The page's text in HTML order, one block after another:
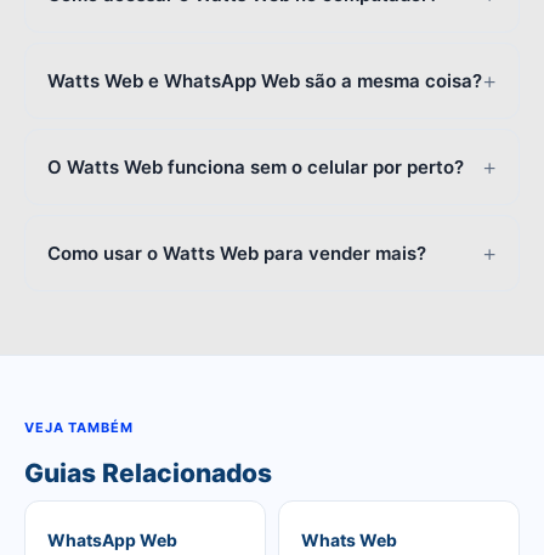
Watts Web e WhatsApp Web são a mesma coisa?
O Watts Web funciona sem o celular por perto?
Como usar o Watts Web para vender mais?
VEJA TAMBÉM
Guias Relacionados
WhatsApp Web Whats Web